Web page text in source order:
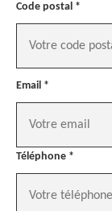
Code postal *
Email *
Téléphone *